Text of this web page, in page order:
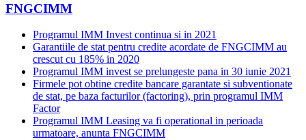
FNGCIMM
Programul IMM Invest continua si in 2021
Garantiile de stat pentru credite acordate de FNGCIMM au
crescut cu 185% in 2020
Programul IMM invest se prelungeste pana in 30 iunie 2021
Firmele pot obtine credite bancare garantate si subventionate
de stat, pe baza facturilor (factoring), prin programul IMM
Factor
Programul IMM Leasing va fi operational in perioada
urmatoare, anunta FNGCIMM